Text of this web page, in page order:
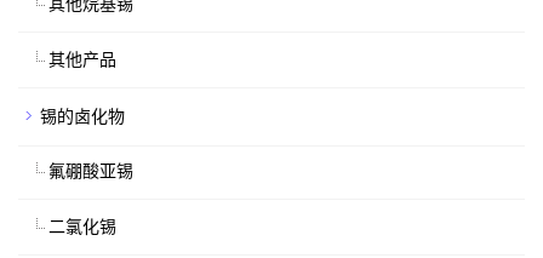
其他烷基锡
其他产品
锡的卤化物
氟硼酸亚锡
二氯化锡